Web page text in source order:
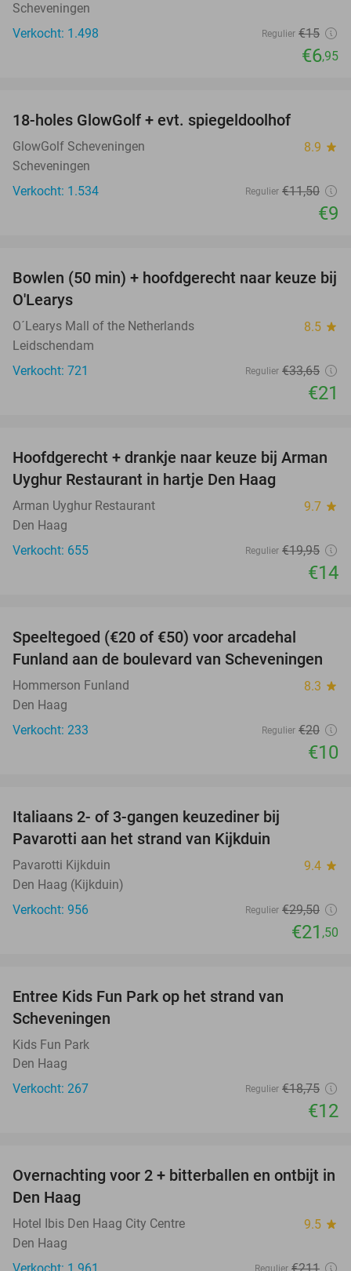
Scheveningen
Verkocht: 1.498
Regulier €15
€6,95
18-holes GlowGolf + evt. spiegeldoolhof
GlowGolf Scheveningen 8.9 star
Scheveningen
Verkocht: 1.534
Regulier €11,50
€9
38%
Bowlen (50 min) + hoofdgerecht naar keuze bij
O'Learys
O´Learys Mall of the Netherlands 8.5 star
Leidschendam
Verkocht: 721
Regulier €33,65
€21
30%
Hoofdgerecht + drankje naar keuze bij Arman
Uyghur Restaurant in hartje Den Haag
Arman Uyghur Restaurant 9.7 star
Den Haag
Verkocht: 655
Regulier €19,95
€14
Speeltegoed (€20 of €50) voor arcadehal
Funland aan de boulevard van Scheveningen
Hommerson Funland 8.3 star
Den Haag
Verkocht: 233
Regulier €20
€10
Italiaans 2- of 3-gangen keuzediner bij
Pavarotti aan het strand van Kijkduin
Pavarotti Kijkduin 9.4 star
Den Haag (Kijkduin)
Verkocht: 956
Regulier €29,50
€21 ,50
Entree Kids Fun Park op het strand van
Scheveningen
Kids Fun Park
Den Haag
Verkocht: 267
Regulier €18,75
€12
41%
Overnachting voor 2 + bitterballen en ontbijt in
Den Haag
Hotel Ibis Den Haag City Centre 9.5 star
Den Haag
Regulier